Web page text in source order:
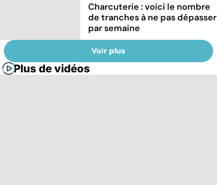
Charcuterie : voici le nombre
de tranches à ne pas dépasser
par semaine
Voir plus
Plus de vidéos